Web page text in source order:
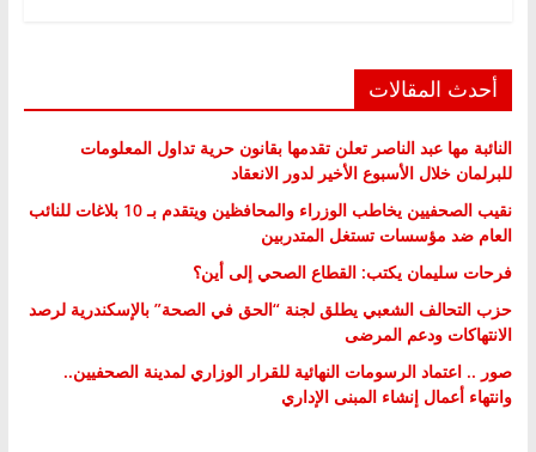
أحدث المقالات
النائبة مها عبد الناصر تعلن تقدمها بقانون حرية تداول المعلومات
للبرلمان خلال الأسبوع الأخير لدور الانعقاد
نقيب الصحفيين يخاطب الوزراء والمحافظين ويتقدم بـ 10 بلاغات للنائب
العام ضد مؤسسات تستغل المتدربين
فرحات سليمان يكتب: القطاع الصحي إلى أين؟
حزب التحالف الشعبي يطلق لجنة “الحق في الصحة” بالإسكندرية لرصد
الانتهاكات ودعم المرضى
صور .. اعتماد الرسومات النهائية للقرار الوزاري لمدينة الصحفيين..
وانتهاء أعمال إنشاء المبنى الإداري